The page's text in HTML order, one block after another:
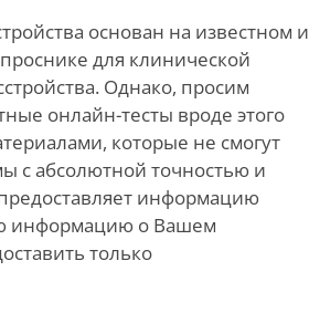
основан на известном и
для клинической
Однако, просим
онлайн-тесты вроде этого
которые не смогут
с абсолютной точностью и
информацию
информацию о Вашем
только